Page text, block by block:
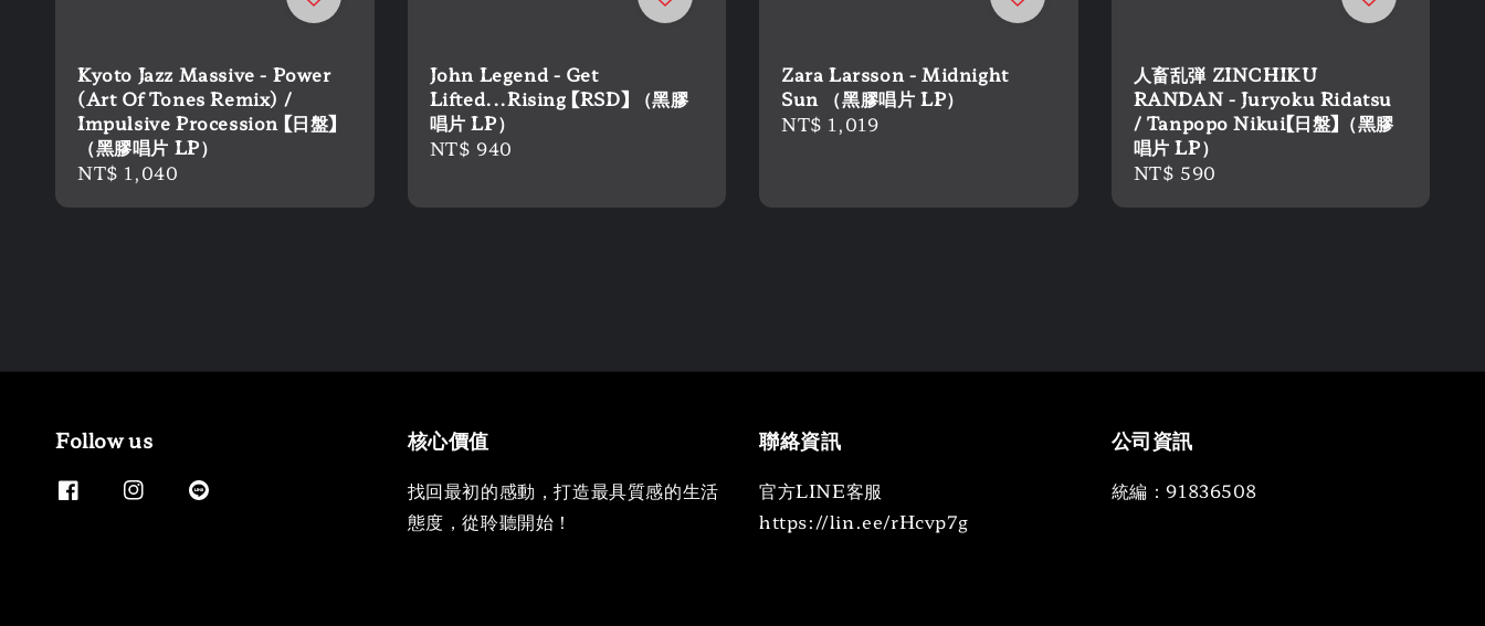
Kyoto Jazz Massive - Power
(Art Of Tones Remix) /
Impulsive Procession 【日盤】
（黑膠唱片 LP）
Regular
NT$ 1,040
John Legend - Get
Lifted...Rising 【RSD】 （黑膠
唱片 LP）
Regular
NT$ 940
Zara Larsson - Midnight
Sun （黑膠唱片 LP）
Regular
NT$ 1,019
人畜乱弾 ZINCHIKU
RANDAN - Juryoku Ridatsu
/ Tanpopo Nikui【日盤】（黑膠
唱片 LP）
Regular
NT$ 590
Follow us 核心價值
找回最初的感動，打造最具質感的生活
態度，從聆聽開始！
聯絡資訊
官方LINE客服
https://lin.ee/rHcvp7g
公司資訊
統編：91836508